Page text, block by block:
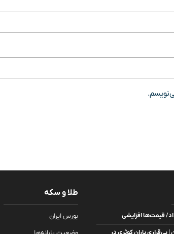
طلا و سکه
بورس ایران